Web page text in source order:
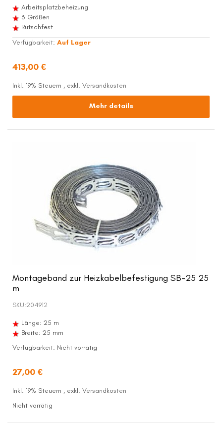
Arbeitsplatzbeheizung
3 Größen
Rutschfest
Verfügbarkeit: Auf Lager
413,00 €
Inkl. 19% Steuern , exkl. Versandkosten
Mehr details
Montageband zur Heizkabelbefestigung SB-25 25
m
SKU:204912
Länge: 25 m
Breite: 25 mm
Verfügbarkeit: Nicht vorrätig
27,00 €
Inkl. 19% Steuern , exkl. Versandkosten
Nicht vorrätig